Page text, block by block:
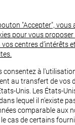
"Accepter", vous
pour vous
centres d’intérêts
consentez à
au transfert de vos
Unis. Les États-
lequel il n'existe
comparable aux
le cas de certains